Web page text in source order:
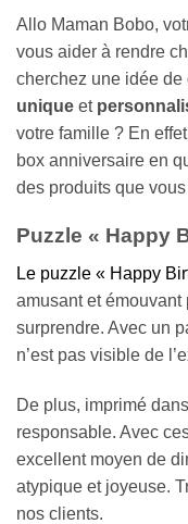
Allo Maman Bobo,
vous aider à rendre
cherchez une idée de
unique et
votre famille ? En
box anniversaire en
des produits que
Puzzle « Happy
Le puzzle « Happy
amusant et
surprendre. Avec un
n’est pas visible de
De plus, imprimé
responsable. Avec
excellent moyen de
atypique et joyeuse.
nos clients.